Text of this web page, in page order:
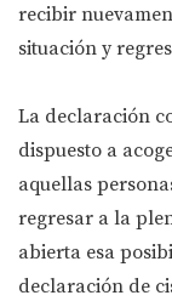
recibir
situación y
La declaración
dispuesto a
aquellas
regresar a la
abierta esa
declaración de